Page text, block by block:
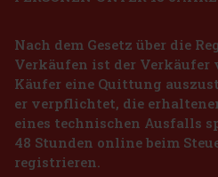
Toro 1/20
5 st)
Cinco de Cinco
st)
Nach dem Gesetz über die
Verkäufen ist der Verkäufer
Käufer eine Quittung
er verpflichtet, die
eines technischen Ausfalls
48 Stunden online beim
registrieren.